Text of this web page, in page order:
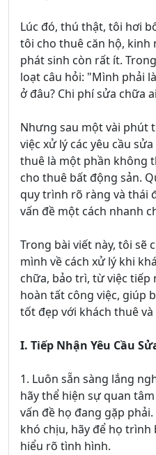
Lúc đó, thú thật, tôi hơi
tôi cho thuê căn hộ, kinh
phát sinh còn rất ít.
loạt câu hỏi: "Mình phải
ở đâu? Chi phí sửa chữa
Nhưng sau một vài phút
việc xử lý các yêu cầu
thuê là một phần không
cho thuê bất động sản.
quy trình rõ ràng và thái
vấn đề một cách nhanh
Trong bài viết này, tôi sẽ
mình về cách xử lý khi
chữa, bảo trì, từ việc tiếp
hoàn tất công việc, giúp
tốt đẹp với khách thuê
I. Tiếp Nhận Yêu Cầu
1. Luôn sẵn sàng lắng
hãy thể hiện sự quan
vấn đề họ đang gặp
khó chịu, hãy để họ trình
hiểu rõ tình hình.